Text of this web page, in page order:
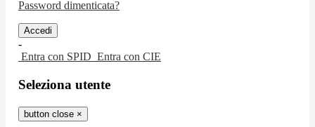
Password dimenticata?
-
Entra con SPID Entra con CIE
Seleziona utente
button close ×